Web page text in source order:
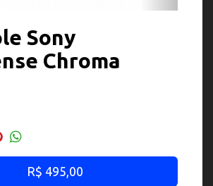
Sony
Chroma
R$ 495,00